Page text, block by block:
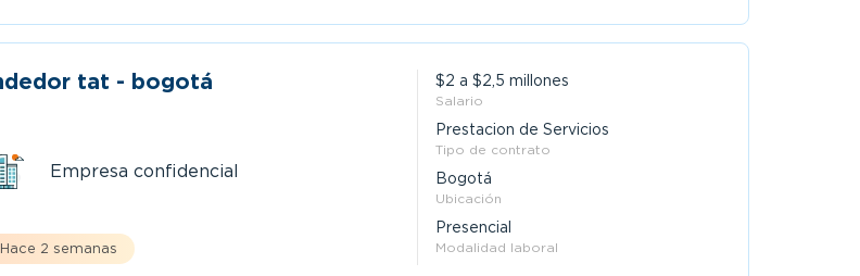
tat - bogotá
Empresa confidencial
Hace 2 semanas
$2 a $2,5 millones
Salario
Prestacion de Servicios
Tipo de contrato
Bogotá
Ubicación
Presencial
Modalidad laboral